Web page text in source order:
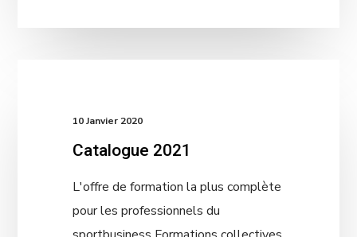
10 Janvier 2020
Catalogue 2021
L'offre de formation la plus complète
pour les professionnels du